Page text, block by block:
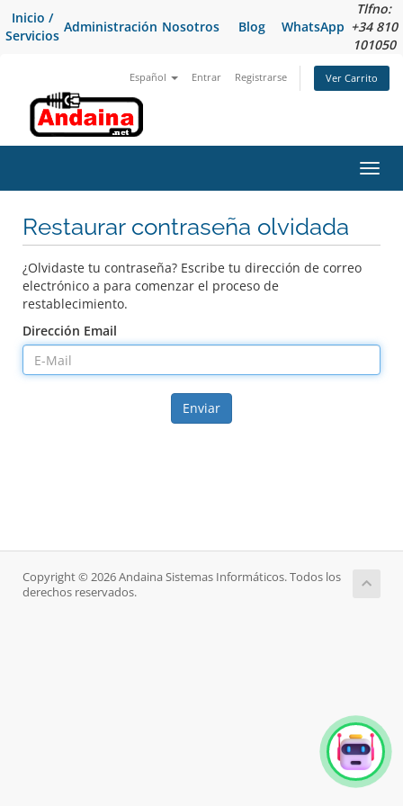
Inicio /
Servicios
Administración Nosotros Blog WhatsApp
Tlfno:
+34 810
101050
Español Entrar Registrarse Ver Carrito
Restaurar contraseña olvidada
¿Olvidaste tu contraseña? Escribe tu dirección de correo
electrónico a para comenzar el proceso de
restablecimiento.
Dirección Email
Enviar
Copyright © 2026 Andaina Sistemas Informáticos. Todos los
derechos reservados.